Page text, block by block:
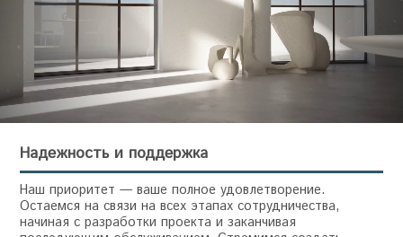
Надежность и поддержка
Наш приоритет — ваше полное удовлетворение.
Остаемся на связи на всех этапах сотрудничества,
начиная с разработки проекта и заканчивая